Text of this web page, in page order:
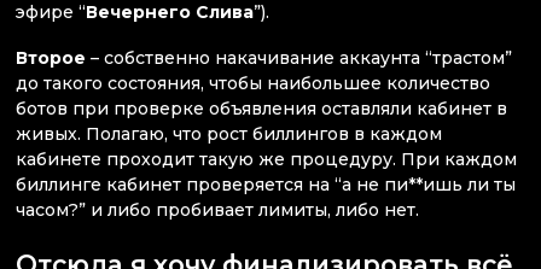
эфире “Вечернего Слива”).
Второе – собственно накачивание аккаунта “трастом”
до такого состояния, чтобы наибольшее количество
ботов при проверке объявления оставляли кабинет в
живых. Полагаю, что рост биллингов в каждом
кабинете проходит такую же процедуру. При каждом
биллинге кабинет проверяется на “а не пи**ишь ли ты
часом?” и либо пробивает лимиты, либо нет.